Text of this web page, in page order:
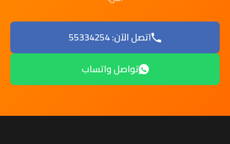
اتصل الآن: 55334254
تواصل واتساب